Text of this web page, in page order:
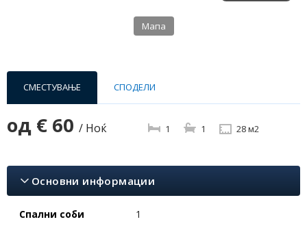
Мапа
СМЕСТУВАЊЕ СПОДЕЛИ
од € 60 / Ноќ 1 1 28 м2
Основни информации
Спални соби
1